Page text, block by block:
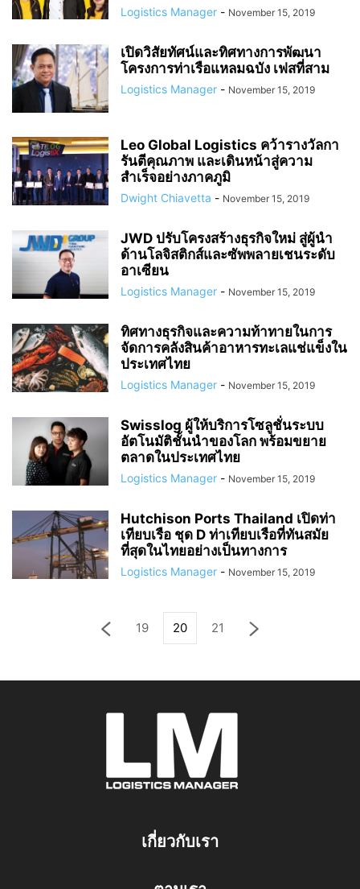
Logistics Manager - November 15, 2019
เปิดวิสัยทัศน์และทิศทางการพัฒนา
โครงการท่าเรือแหลมฉบัง เฟสที่สาม
Logistics Manager - November 15, 2019
Leo Global Logistics คว้ารางวัลกา
รันตีคุณภาพ และเดินหน้าสู่ความ
สำเร็จอย่างภาคภูมิ
Dwight Chiavetta - November 15, 2019
JWD ปรับโครงสร้างธุรกิจใหม่ สู่ผู้นำ
ด้านโลจิสติกส์และซัพพลายเชนระดับ
อาเซียน
Logistics Manager - November 15, 2019
ทิศทางธุรกิจและความท้าทายในการ
จัดการคลังสินค้าอาหารทะเลแช่แข็งใน
ประเทศไทย
Logistics Manager - November 15, 2019
Swisslog ผู้ให้บริการโซลูชั่นระบบ
อัตโนมัติชั้นนำของโลก พร้อมขยาย
ตลาดในประเทศไทย
Logistics Manager - November 15, 2019
Hutchison Ports Thailand เปิดท่า
เทียบเรือ ชุด D ท่าเทียบเรือที่ทันสมัย
ที่สุดในไทยอย่างเป็นทางการ
Logistics Manager - November 15, 2019
19 20 21
เกี่ยวกับเรา